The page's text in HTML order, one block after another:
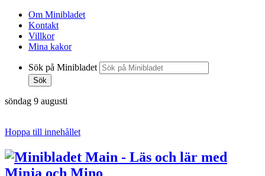
Om Minibladet
Kontakt
Villkor
Mina kakor
Sök på Minibladet
Sök
söndag 9 augusti
Hoppa till innehållet